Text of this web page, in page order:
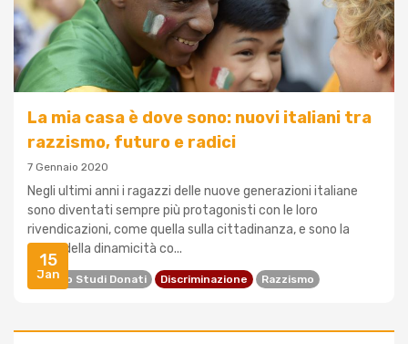
15
Jan
La mia casa è dove sono: nuovi italiani tra
razzismo, futuro e radici
7 Gennaio 2020
Negli ultimi anni i ragazzi delle nuove generazioni italiane
sono diventati sempre più protagonisti con le loro
rivendicazioni, come quella sulla cittadinanza, e sono la
prova della dinamicità co...
Centro Studi Donati Discriminazione Razzismo